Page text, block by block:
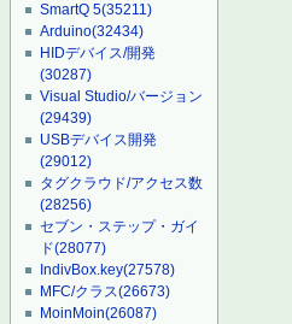
SmartQ 5(35211)
Arduino(32434)
HIDデバイス/開発
(30287)
Visual Studio/バージョン
(29439)
USBデバイス開発
(29012)
タグクラウド/アクセス数
(28256)
セブン・ステップ・ガイ
ド(28077)
IndivBox.key(27578)
MFC/クラス(26673)
MoinMoin(26087)